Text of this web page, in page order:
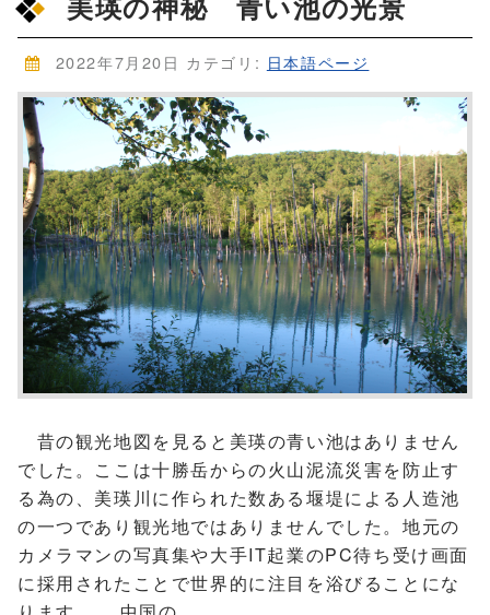
2022年7月20日 カテゴリ: 日本語ページ
昔の観光地図を見ると美瑛の青い池はありません
でした。ここは十勝岳からの火山泥流災害を防止す
る為の、美瑛川に作られた数ある堰堤による人造池
の一つであり観光地ではありませんでした。地元の
カメラマンの写真集や大手IT起業のPC待ち受け画面
に採用されたことで世界的に注目を浴びることにな